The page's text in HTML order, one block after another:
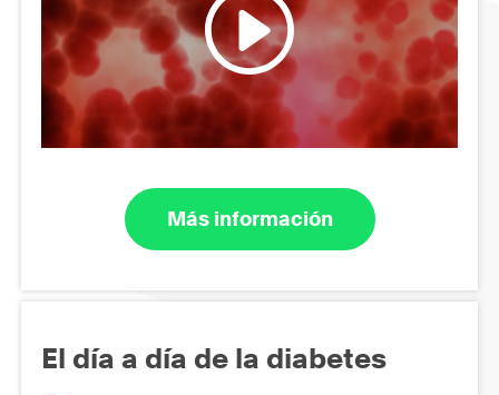
Más información
El día a día de la diabetes